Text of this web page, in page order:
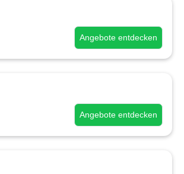
Angebote entdecken
Angebote entdecken